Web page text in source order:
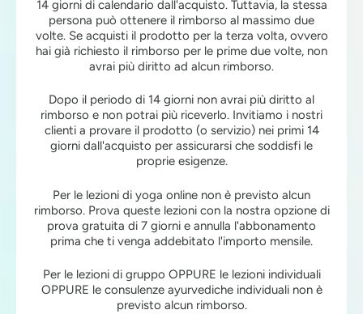
14 giorni di calendario dall'acquisto. Tuttavia, la stessa
persona può ottenere il rimborso al massimo due
volte. Se acquisti il ​​prodotto per la terza volta, ovvero
hai già richiesto il rimborso per le prime due volte, non
avrai più diritto ad alcun rimborso.
Dopo il periodo di 14 giorni non avrai più diritto al
rimborso e non potrai più riceverlo. Invitiamo i nostri
clienti a provare il prodotto (o servizio) nei primi 14
giorni dall'acquisto per assicurarsi che soddisfi le
proprie esigenze.
Per le lezioni di yoga online non è previsto alcun
rimborso. Prova queste lezioni con la nostra opzione di
prova gratuita di 7 giorni e annulla l'abbonamento
prima che ti venga addebitato l'importo mensile.
Per le lezioni di gruppo OPPURE le lezioni individuali
OPPURE le consulenze ayurvediche individuali non è
previsto alcun rimborso.